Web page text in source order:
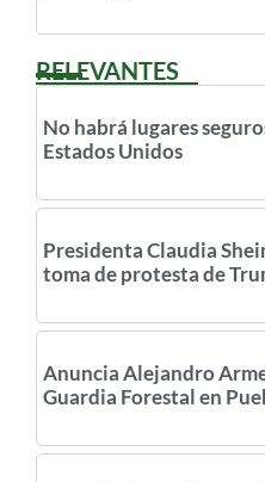
RELEVANTES
No habrá lugares
Estados Unidos
Presidenta Claudia
toma de protesta de
Anuncia Alejandro
Guardia Forestal en